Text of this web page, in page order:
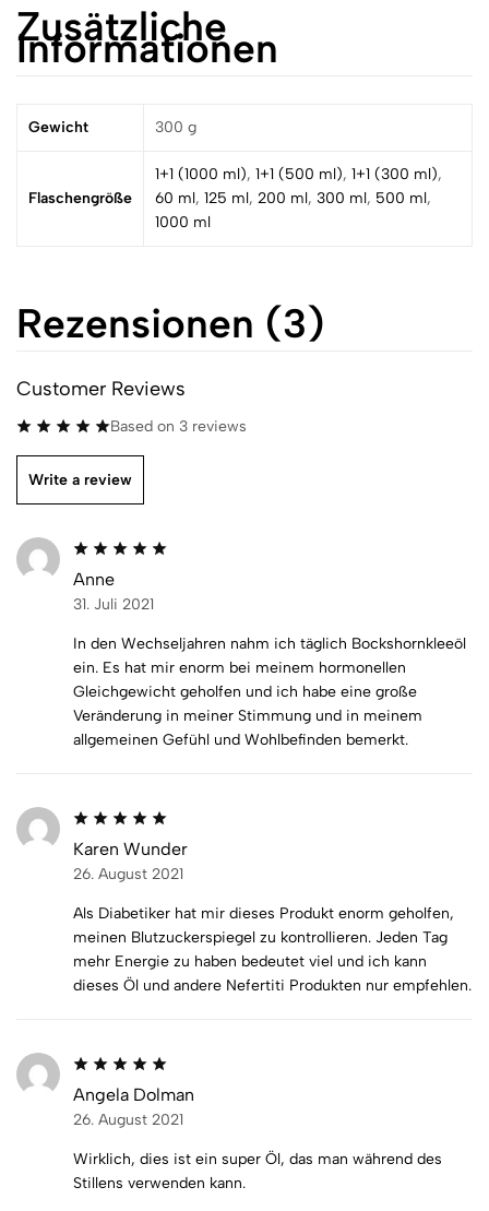
Zusätzliche
Informationen
Gewicht 300 g
Flaschengröße
1+1 (1000 ml), 1+1 (500 ml), 1+1 (300 ml),
60 ml, 125 ml, 200 ml, 300 ml, 500 ml,
1000 ml
Rezensionen (3)
Customer Reviews
Based on 3 reviews
Write a review
Anne
31. Juli 2021
In den Wechseljahren nahm ich täglich Bockshornkleeöl
ein. Es hat mir enorm bei meinem hormonellen
Gleichgewicht geholfen und ich habe eine große
Veränderung in meiner Stimmung und in meinem
allgemeinen Gefühl und Wohlbefinden bemerkt.
Karen Wunder
26. August 2021
Als Diabetiker hat mir dieses Produkt enorm geholfen,
meinen Blutzuckerspiegel zu kontrollieren. Jeden Tag
mehr Energie zu haben bedeutet viel und ich kann
dieses Öl und andere Nefertiti Produkten nur empfehlen.
Angela Dolman
26. August 2021
Wirklich, dies ist ein super Öl, das man während des
Stillens verwenden kann.